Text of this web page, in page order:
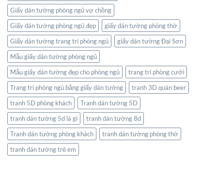
Giấy dán tường phòng ngủ vợ chồng
Giấy dán tường phòng ngủ đẹp
giấy dán tường phòng thờ
Giấy dán tường trang trí phòng ngủ
giấy dán tường Đại Sơn
Mẫu giấy dán tường phòng ngủ
Mẫu giấy dán tường đẹp cho phòng ngủ
trang trí phòng cưới
Trang trí phòng ngủ bằng giấy dán tường
tranh 3D quán beer
tranh 5D phòng khách
Tranh dán tường 5D
tranh dán tường 5d là gì
tranh dán tường 8d
Tranh dán tường phòng khách
tranh dán tường phòng thờ
tranh dán tường trẻ em